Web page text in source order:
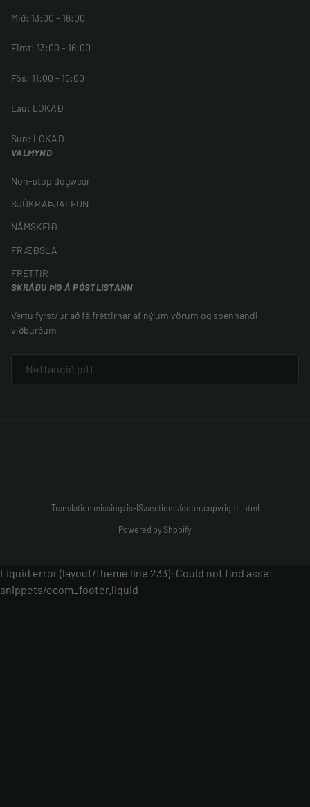
Mið: 13:00 - 16:00
Fimt: 13:00 - 16:00
Fös: 11:00 - 15:00
Lau: LOKAÐ
Sun: LOKAÐ
VALMYND
Non-stop dogwear
SJÚKRAÞJÁLFUN
NÁMSKEIÐ
FRÆÐSLA
FRÉTTIR
SKRÁÐU ÞIG Á PÓSTLISTANN
Vertu fyrst/ur að fá fréttirnar af nýjum vörum og spennandi
viðburðum
Translation missing: is-IS.sections.footer.copyright_html
Powered by Shopify
Liquid error (layout/theme line 233): Could not find asset
snippets/ecom_footer.liquid